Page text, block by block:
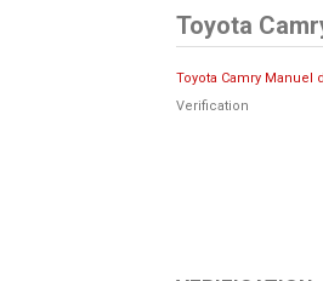
Toyota
Toyota Camry Manuel
Verification